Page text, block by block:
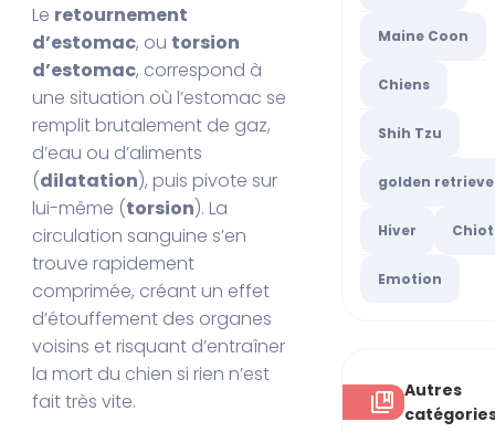
Le retournement
d’estomac, ou torsion
d’estomac, correspond à
une situation où l’estomac se
remplit brutalement de gaz,
d’eau ou d’aliments
(dilatation), puis pivote sur
lui-même (torsion). La
circulation sanguine s’en
trouve rapidement
comprimée, créant un effet
d’étouffement des organes
voisins et risquant d’entraîner
la mort du chien si rien n’est
fait très vite.
Maine Coon
Chiens
Shih Tzu
golden
Hiver Chiot
Emotion
Autres